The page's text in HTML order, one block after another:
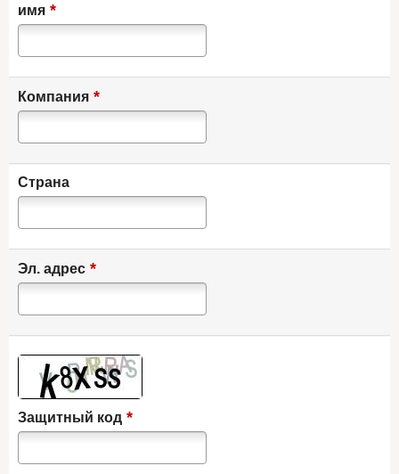
имя *
Компания *
Страна
Эл. адрес *
Защитный код *